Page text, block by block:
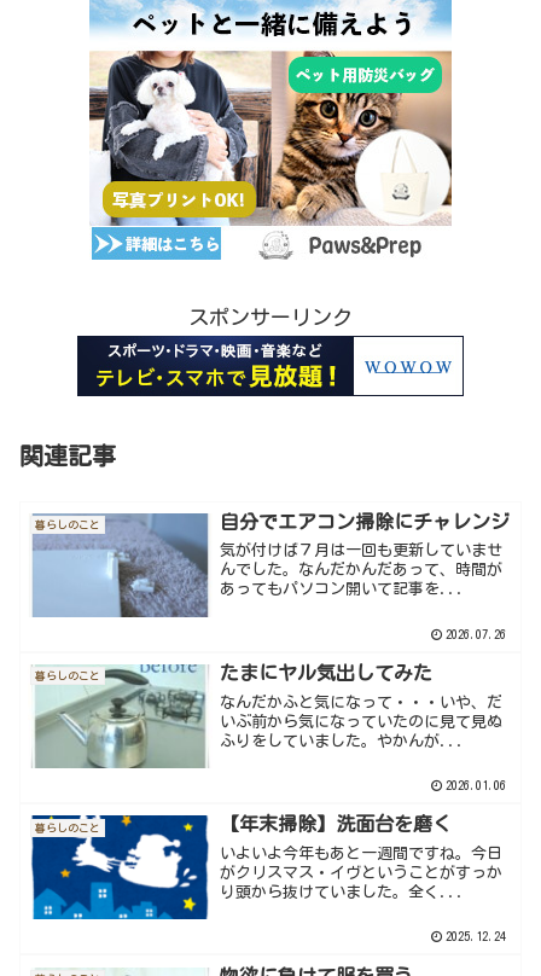
スポンサーリンク
関連記事
暮らしのこと 自分でエアコン掃除にチャレンジ
気が付けば７月は一回も更新していませ
んでした。なんだかんだあって、時間が
あってもパソコン開いて記事を...
2026.07.26
暮らしのこと たまにヤル気出してみた
なんだかふと気になって・・・いや、だ
いぶ前から気になっていたのに見て見ぬ
ふりをしていました。やかんが...
2026.01.06
暮らしのこと 【年末掃除】洗面台を磨く
いよいよ今年もあと一週間ですね。今日
がクリスマス・イヴということがすっか
り頭から抜けていました。全く...
2025.12.24